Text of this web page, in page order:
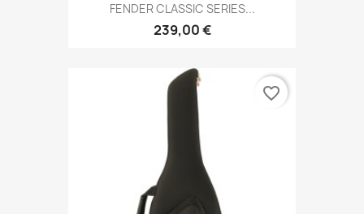
FENDER CLASSIC SERIES...
239,00 €
favorite_border